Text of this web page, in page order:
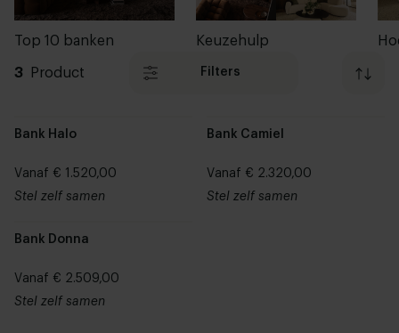
Top 10 banken Keuzehulp
3 Product Filters
Bank Halo
Vanaf € 1.520,00
Stel zelf samen
Bank Camiel
Vanaf € 2.320,00
Stel zelf samen
Bank Donna
Vanaf € 2.509,00
Stel zelf samen